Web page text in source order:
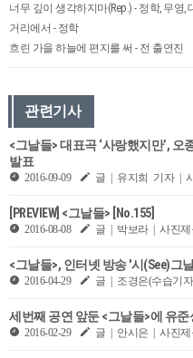
너무 깊이 생각하지마(Rep.) - 정학, 무영,
거리에서 - 정학
흐린 가을 하늘에 편지를 써 - 전 출연진
관련기사
<그날들> 대표곡 ‘사랑했지만’,
발표
2016-09-09 글 | 유지희 기자 |
[PREVIEW] <그날들> [No.155]
2016-08-08 글 | 박보라 | 사진제
<그날들>, 인터넷 방송 '시(See)그
2016-04-29 글 | 조경은(수습기
세번째 공연 앞둔 <그날들>에 유준
2016-02-29 글 | 안시은 | 사진제